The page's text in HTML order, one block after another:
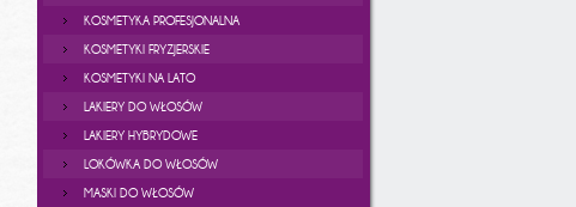
KOSMETYKA PROFESJONALNA
KOSMETYKI FRYZJERSKIE
KOSMETYKI NA LATO
LAKIERY DO WŁOSÓW
LAKIERY HYBRYDOWE
LOKÓWKA DO WŁOSÓW
MASKI DO WŁOSÓW